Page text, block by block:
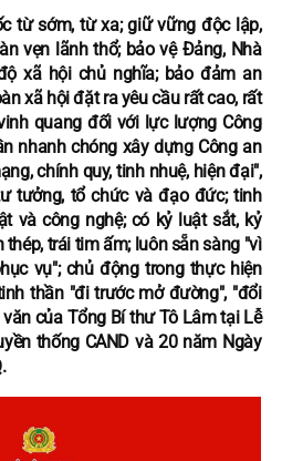
từ sớm, từ xa; giữ vững độc lập,
vẹn lãnh thổ; bảo vệ Đảng, Nhà
xã hội chủ nghĩa; bảo đảm an
xã hội đặt ra yêu cầu rất cao, rất
quang đối với lực lượng Công
nhanh chóng xây dựng Công an
chính quy, tinh nhuệ, hiện đại",
tưởng, tổ chức và đạo đức; tinh
và công nghệ; có kỷ luật sắt, kỷ
trái tim ấm; luôn sẵn sàng "vì
vụ"; chủ động trong thực hiện
thần "đi trước mở đường", "đổi
văn của Tổng Bí thư Tô Lâm tại Lễ
thống CAND và 20 năm Ngày